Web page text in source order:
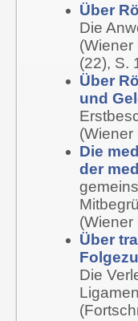
Über
Die
(22), S.
Über
und
Die
der
Über
Die